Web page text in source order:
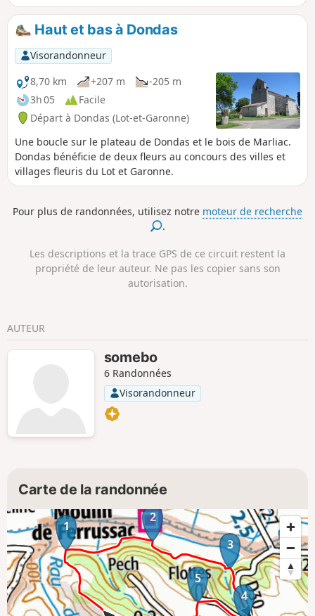
Haut et bas à Dondas
Visorandonneur
8,70 km
+207 m
-205 m
3h 05
Facile
Départ à Dondas (Lot-et-Garonne)
Une boucle sur le plateau de Dondas et le bois de Marliac.
Dondas bénéficie de deux fleurs au concours des villes et
villages fleuris du Lot et Garonne.
Pour plus de randonnées, utilisez notre moteur de recherche
.
Les descriptions et la trace GPS de ce circuit restent la
propriété de leur auteur. Ne pas les copier sans son
autorisation.
AUTEUR
somebo
6 Randonnées
Visorandonneur
Carte de la randonnée
1
2
3
4
5